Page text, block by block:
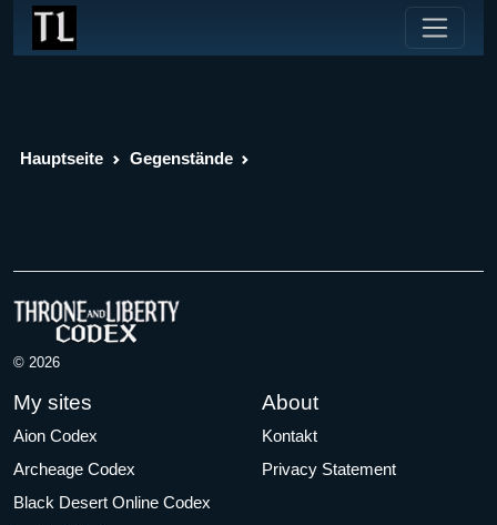
Hauptseite Gegenstände
© 2026
My sites
Aion Codex
Archeage Codex
Black Desert Online Codex
About
Kontakt
Privacy Statement